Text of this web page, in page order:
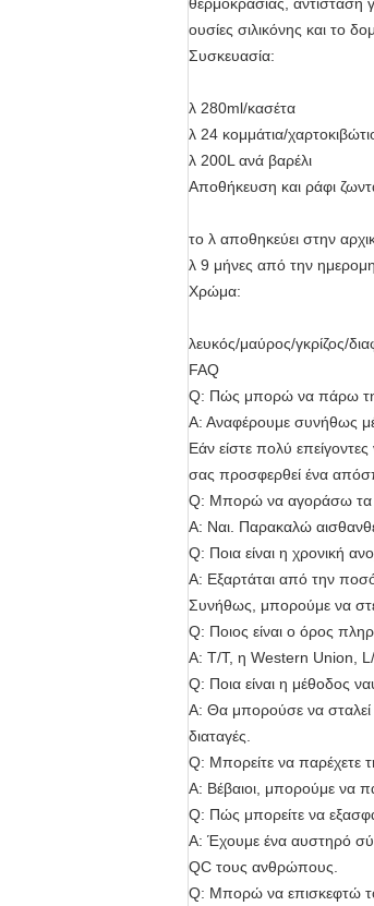
ουσίες σιλικόνης και το
Συσκευασία:
λ 280ml/κασέτα
λ 24 κομμάτια/
λ 200L ανά βαρέλι
Αποθήκευση και ράφι
το λ αποθηκεύει στην
λ 9 μήνες από την
Χρώμα:
λευκός/μαύρος/γκρίζος/
FAQ
Q: Πώς μπορώ να πάρω
Α: Αναφέρουμε συνήθως
Εάν είστε πολύ
σας προσφερθεί ένα
Q: Μπορώ να αγοράσω τα
Α: Ναι. Παρακαλώ
Q: Ποια είναι η χρονική
Α: Εξαρτάται από την
Συνήθως, μπορούμε να
Q: Ποιος είναι ο όρος
Α: T/T, η Western Union, L/
Q: Ποια είναι η μέθοδος
Α: Θα μπορούσε να σταλεί
διαταγές.
Q: Μπορείτε να παρέχετε
Α: Βέβαιοι, μπορούμε να
Q: Πώς μπορείτε να
Α: Έχουμε ένα αυστηρό
QC τους ανθρώπους.
Q: Μπορώ να επισκεφτώ